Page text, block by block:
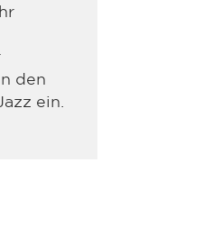
den
ein.